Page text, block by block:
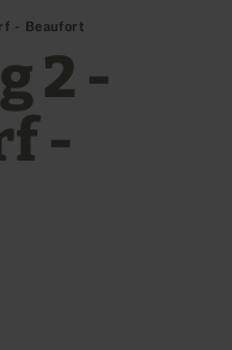
- Beaufort
2 -
-